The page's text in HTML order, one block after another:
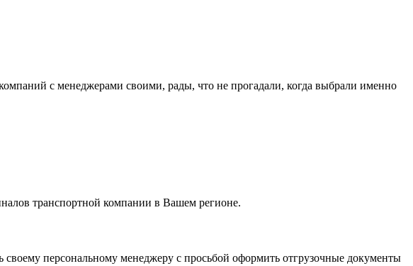
с менеджерами своими, рады, что не прогадали, когда выбрали именно
транспортной компании в Вашем регионе.
персональному менеджеру с просьбой оформить отгрузочные документы